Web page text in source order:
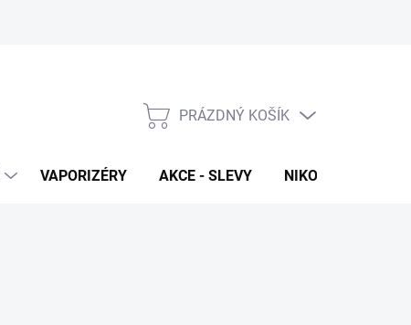
NÁKUPNÍ
PRÁZDNÝ KOŠÍK
VAPORIZÉRY AKCE - SLEVY NIKOTINOVÉ